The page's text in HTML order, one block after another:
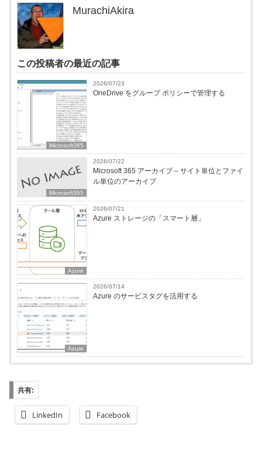
MurachiAkira
この投稿者の最近の記事
Microsoft365
2026/07/23
OneDrive をグループ ポリシーで管理する
Microsoft365
2026/07/22
Microsoft 365 アーカイブ – サイト単位とファイ
ル単位のアーカイブ
Azure
2026/07/21
Azure ストレージの「スマート層」
Azure
2026/07/14
Azure のサービスタグを活用する
共有:
LinkedIn Facebook